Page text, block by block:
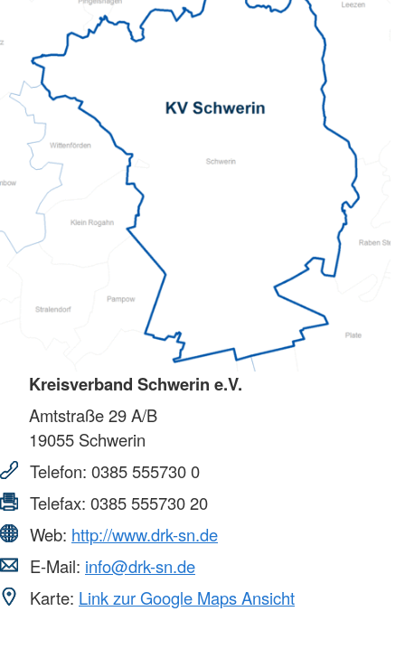
Kreisverband Schwerin e.V.
Amtstraße 29 A/B
19055 Schwerin
Telefon: 0385 555730 0
Telefax: 0385 555730 20
Web: http://www.drk-sn.de
E-Mail: info@drk-sn.de
Karte: Link zur Google Maps Ansicht